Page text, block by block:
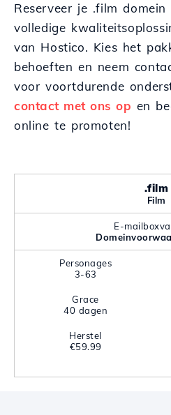
Reserveer je .film
volledige
van Hostico. Kies het
behoeften en neem
voor voortdurende
contact met ons op en
online te promoten!
.film
Film
E-
Personages
3-63
Grace
40 dagen
Herstel
€59.99